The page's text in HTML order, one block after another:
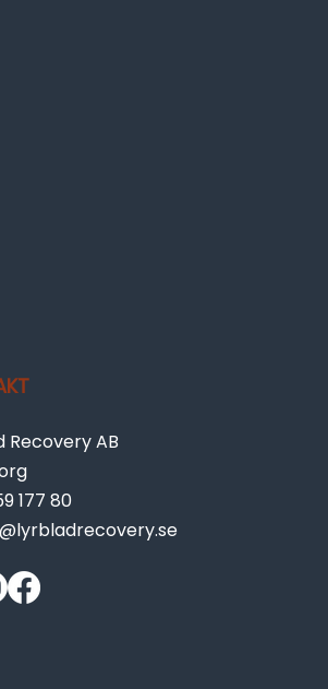
Recovery AB
177 80